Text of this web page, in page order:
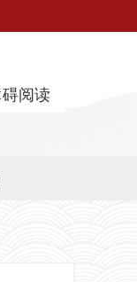
阅读